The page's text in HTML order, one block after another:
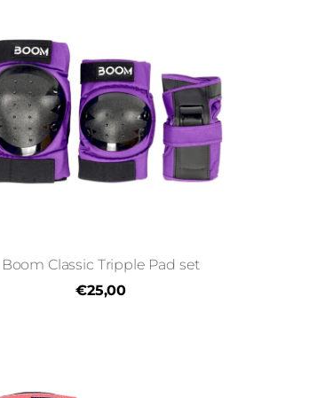
Boom Classic Tripple Pad set
€25,00